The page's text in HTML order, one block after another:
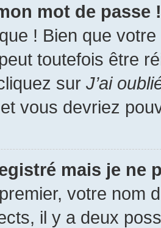
mot de passe !
! Bien que
toutefois être
sur J’ai
vous devriez
mais je ne
votre nom
il y a deux